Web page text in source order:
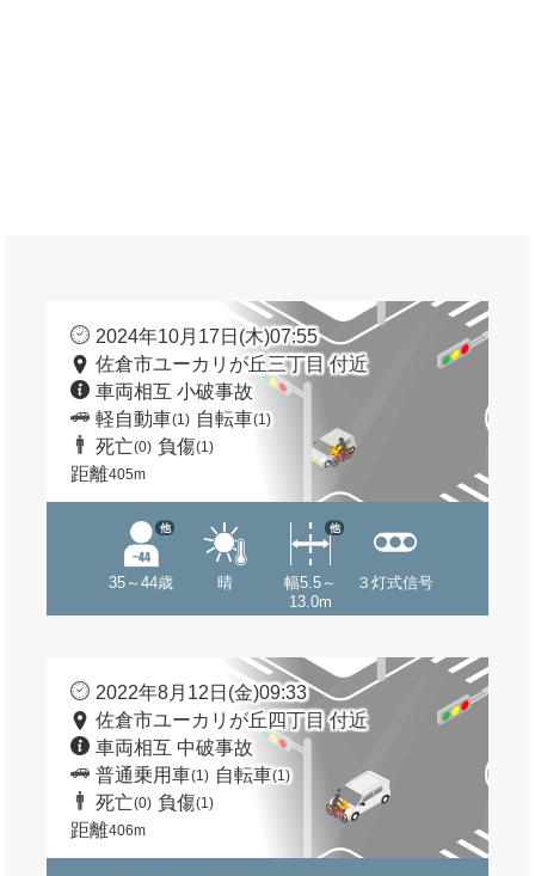
2024年10月17日(木)07:55
佐倉市ユーカリが丘三丁目 付近
車両相互 小破事故
軽自動車(1) 自転車(1)
死亡(0) 負傷(1)
距離405m
35～44歳
他
晴
幅5.5～
13.0m
他
３灯式信号
2022年8月12日(金)09:33
佐倉市ユーカリが丘四丁目 付近
車両相互 中破事故
普通乗用車(1) 自転車(1)
死亡(0) 負傷(1)
距離406m